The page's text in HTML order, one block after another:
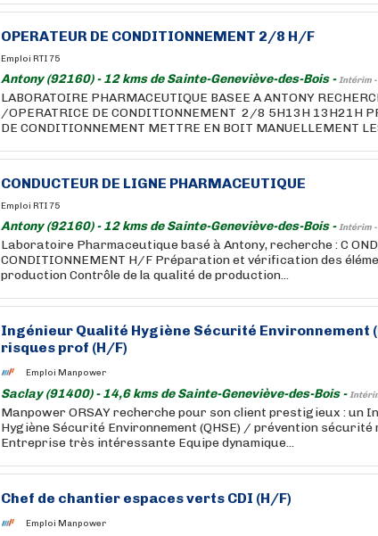
OPERATEUR DE CONDITIONNEMENT 2/8 H/F
Emploi RTI 75
Antony (92160) - 12 kms de Sainte-Geneviève-des-Bois -Intérim -
LABORATOIRE PHARMACEUTIQUE BASEE A ANTONY
/OPERATRICE DE CONDITIONNEMENT 2/8 5H13H 13H21H
DE CONDITIONNEMENT METTRE EN BOIT MANUELLEMENT
CONDUCTEUR DE LIGNE PHARMACEUTIQUE
Emploi RTI 75
Antony (92160) - 12 kms de Sainte-Geneviève-des-Bois -Intérim -
Laboratoire Pharmaceutique basé à Antony, recherche : C
CONDITIONNEMENT H/F Préparation et vérification des
production Contrôle de la qualité de production...
Ingénieur Qualité Hygiène Sécurité Environnement
risques prof (H/F)
Emploi Manpower
Saclay (91400) - 14,6 kms de Sainte-Geneviève-des-Bois -
Manpower ORSAY recherche pour son client prestigieux : un
Hygiène Sécurité Environnement (QHSE) / prévention
Entreprise très intéressante Equipe dynamique...
Chef de chantier espaces verts CDI (H/F)
Emploi Manpower